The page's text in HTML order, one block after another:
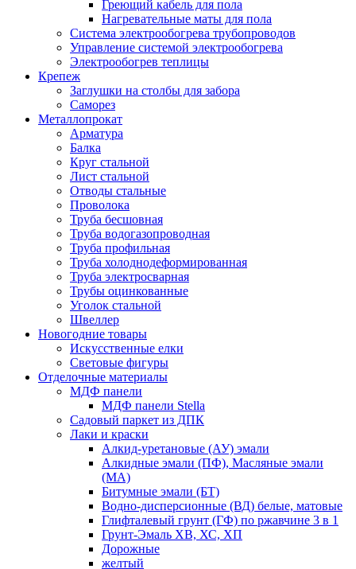
Греющий кабель для пола
Нагревательные маты для пола
Система электрообогрева трубопроводов
Управление системой электрообогрева
Электрообогрев теплицы
Крепеж
Заглушки на столбы для забора
Саморез
Металлопрокат
Арматура
Балка
Круг стальной
Лист стальной
Отводы стальные
Проволока
Труба бесшовная
Труба водогазопроводная
Труба профильная
Труба холоднодеформированная
Труба электросварная
Трубы оцинкованные
Уголок стальной
Швеллер
Новогодние товары
Искусственные елки
Световые фигуры
Отделочные материалы
МДФ панели
МДФ панели Stella
Садовый паркет из ДПК
Лаки и краски
Алкид-уретановые (АУ) эмали
Алкидные эмали (ПФ), Масляные эмали
(МА)
Битумные эмали (БТ)
Водно-дисперсионные (ВД) белые, матовые
Глифталевый грунт (ГФ) по ржавчине 3 в 1
Грунт-Эмаль ХВ, ХС, ХП
Дорожные
желтый